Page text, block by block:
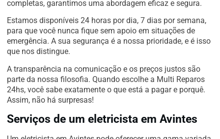
completas, garantimos uma abordagem eficaz e segura.
Estamos disponíveis 24 horas por dia, 7 dias por semana,
para que você nunca fique sem apoio em situações de
emergência. A sua segurança é a nossa prioridade, e é isso
que nos distingue.
A transparência na comunicação e os preços justos são
parte da nossa filosofia. Quando escolhe a Multi Reparos
24hs, você sabe exatamente o que está a pagar e porquê.
Assim, não há surpresas!
Serviços de um eletricista em Avintes